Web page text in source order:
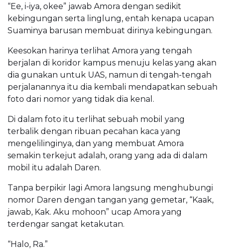
“Ee, i-iya, okee” jawab Amora dengan sedikit
kebingungan serta linglung, entah kenapa ucapan
Suaminya barusan membuat dirinya kebingungan.
Keesokan harinya terlihat Amora yang tengah
berjalan di koridor kampus menuju kelas yang akan
dia gunakan untuk UAS, namun di tengah-tengah
perjalanannya itu dia kembali mendapatkan sebuah
foto dari nomor yang tidak dia kenal.
Di dalam foto itu terlihat sebuah mobil yang
terbalik dengan ribuan pecahan kaca yang
mengelilinginya, dan yang membuat Amora
semakin terkejut adalah, orang yang ada di dalam
mobil itu adalah Daren.
Tanpa berpikir lagi Amora langsung menghubungi
nomor Daren dengan tangan yang gemetar, “Kaak,
jawab, Kak. Aku mohoon” ucap Amora yang
terdengar sangat ketakutan.
“Halo, Ra.”